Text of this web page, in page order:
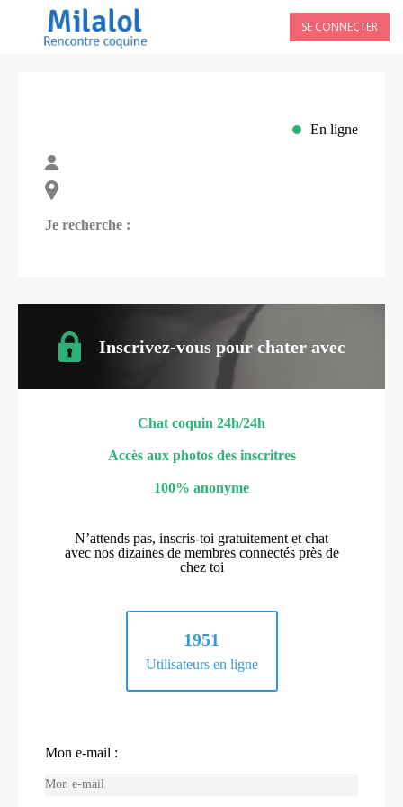
SE CONNECTER
En ligne
Je recherche :
Inscrivez-vous pour chater avec
Chat coquin 24h/24h
Accès aux photos des inscritres
100% anonyme
N’attends pas, inscris-toi gratuitement et chat
avec nos dizaines de membres connectés près de
chez toi
1951
Utilisateurs en ligne
Mon e-mail :